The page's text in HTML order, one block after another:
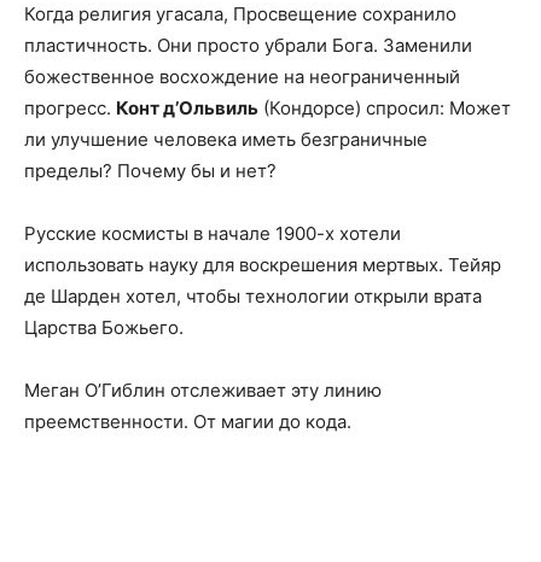
Когда религия угасала, Просвещение сохранило
пластичность. Они просто убрали Бога. Заменили
божественное восхождение на неограниченный
прогресс. Конт д’Ольвиль (Кондорсе) спросил: Может
ли улучшение человека иметь безграничные
пределы? Почему бы и нет?
Русские космисты в начале 1900-х хотели
использовать науку для воскрешения мертвых. Тейяр
де Шарден хотел, чтобы технологии открыли врата
Царства Божьего.
Меган О’Гиблин отслеживает эту линию
преемственности. От магии до кода.